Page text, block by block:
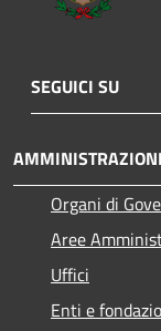
SEGUICI SU
Organi di
Aree
Uffici
Enti e